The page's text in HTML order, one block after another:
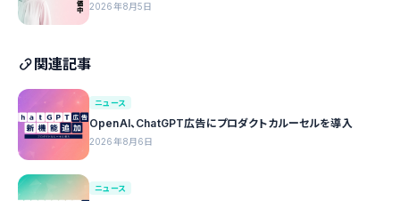
2026年8月5日
関連記事
ニュース
OpenAI、ChatGPT広告にプロダクトカルーセルを導入
2026年8月6日
ニュース